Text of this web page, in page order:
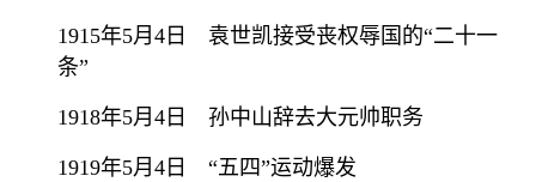
1915年5月4日 袁世凯接受丧权辱国的“二十一
条”
1918年5月4日 孙中山辞去大元帅职务
1919年5月4日 “五四”运动爆发